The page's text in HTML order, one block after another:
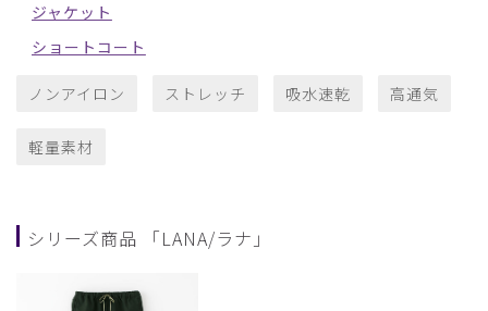
ジャケット
ショートコート
ノンアイロン ストレッチ 吸水速乾 高通気
軽量素材
シリーズ商品 「LANA/ラナ」